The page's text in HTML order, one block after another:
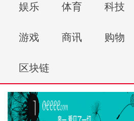
娱乐 体育 科技
游戏 商讯 购物
区块链